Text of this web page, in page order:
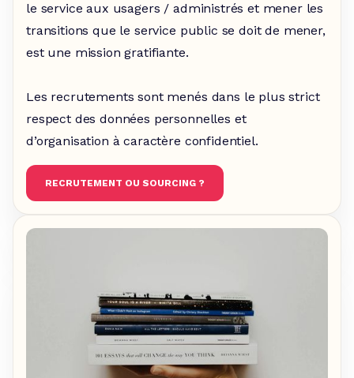
le service aux usagers / administrés et mener les
transitions que le service public se doit de mener,
est une mission gratifiante.
Les recrutements sont menés dans le plus strict
respect des données personnelles et
d’organisation à caractère confidentiel.
RECRUTEMENT OU SOURCING ?